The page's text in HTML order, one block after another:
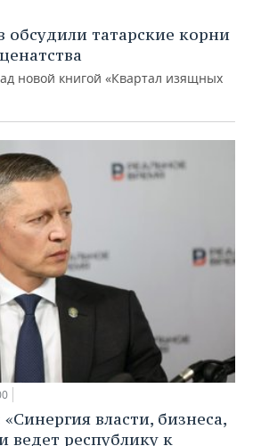
татарские корни
новой книгой «Квартал изящных
власти, бизнеса,
ведет республику к